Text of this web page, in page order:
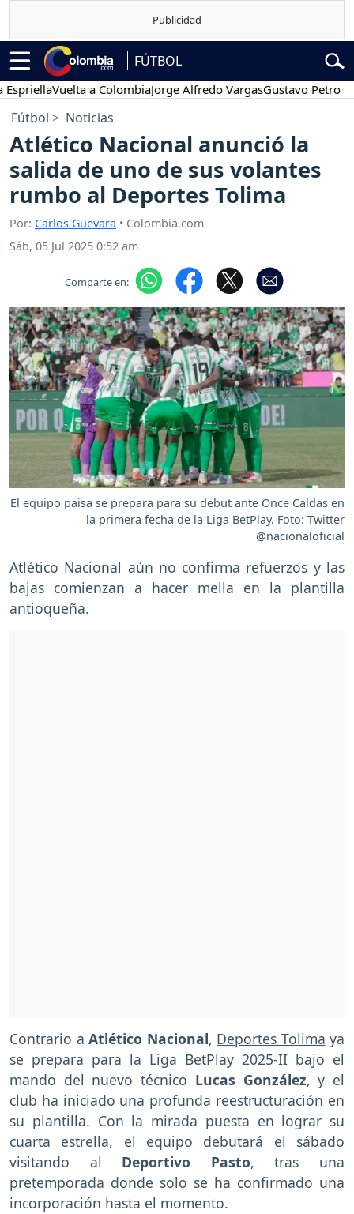
FÚTBOL
Vuelta a ColombiaJorge Alfredo Vargas Gustavo Petro
Fútbol Noticias
Atlético Nacional anunció la
salida de uno de sus volantes
rumbo al Deportes Tolima
Por: Carlos Guevara • Colombia.com
Sáb, 05 Jul 2025 0:52 am
Comparte en:
El equipo paisa se prepara para su debut ante Once Caldas en
la primera fecha de la Liga BetPlay. Foto: Twitter
@nacionaloficial
Atlético Nacional aún no confirma refuerzos y las
bajas comienzan a hacer mella en la plantilla
antioqueña.
Contrario a Atlético Nacional, Deportes Tolima ya
se prepara para la Liga BetPlay 2025-II bajo el
mando del nuevo técnico Lucas González, y el
club ha iniciado una profunda reestructuración en
su plantilla. Con la mirada puesta en lograr su
cuarta estrella, el equipo debutará el sábado
visitando al Deportivo Pasto, tras una
pretemporada donde solo se ha confirmado una
incorporación hasta el momento.